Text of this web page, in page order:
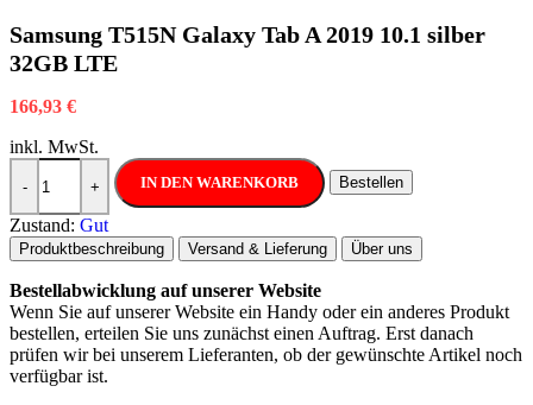
Samsung T515N Galaxy Tab A 2019 10.1 silber
32GB LTE
166,93 €
inkl. MwSt.
-
Samsung T515N Galaxy Tab A 2019 10.1 silber 32GB LTE Menge
+ IN DEN WARENKORB Bestellen
Zustand: Gut
Produktbeschreibung Versand & Lieferung Über uns
Bestellabwicklung auf unserer Website
Wenn Sie auf unserer Website ein Handy oder ein anderes Produkt
bestellen, erteilen Sie uns zunächst einen Auftrag. Erst danach
prüfen wir bei unserem Lieferanten, ob der gewünschte Artikel noch
verfügbar ist.